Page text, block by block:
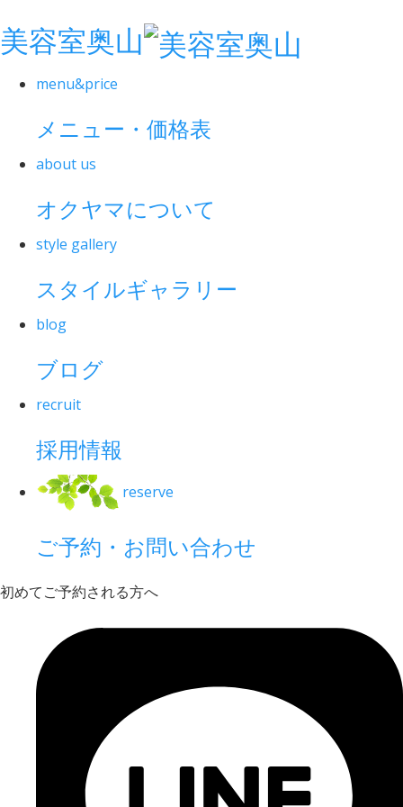
美容室奥山
menu&price
メニュー・価格表
about us
オクヤマについて
style gallery
スタイルギャラリー
blog
ブログ
recruit
採用情報
reserve
ご予約・お問い合わせ
初めてご予約される方へ